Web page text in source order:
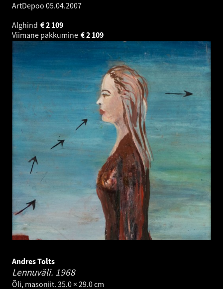
ArtDepoo 05.04.2007
Alghind
2 109
€
Viimane pakkumine
2 109
€
Andres Tolts
Lennuväli. 1968
Õli, masoniit. 35.0 × 29.0 cm